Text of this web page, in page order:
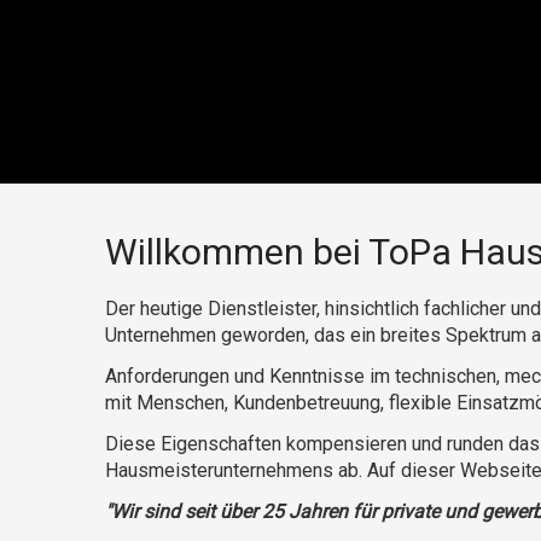
Willkommen bei ToPa
Der heutige Dienstleister, hinsichtlich fachlicher
Unternehmen geworden, das ein breites Spektrum
Anforderungen und Kenntnisse im technischen,
mit Menschen, Kundenbetreuung, flexible
Diese Eigenschaften kompensieren und runden
Hausmeisterunternehmens ab. Auf dieser
"Wir sind seit über 25 Jahren für private und